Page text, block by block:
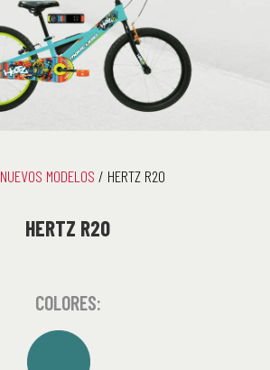
NUEVOS MODELOS / HERTZ R20
HERTZ R20
COLORES: